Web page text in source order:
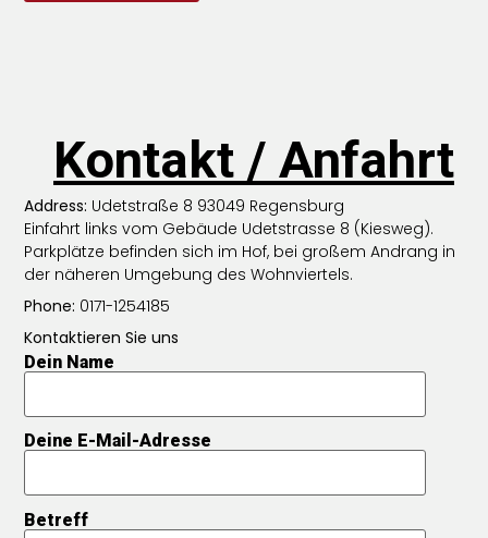
Kontakt / Anfahrt
Address: Udetstraße 8 93049 Regensburg
Einfahrt links vom Gebäude Udetstrasse 8 (Kiesweg).
Parkplätze befinden sich im Hof, bei großem Andrang in
der näheren Umgebung des Wohnviertels.
Phone: 0171-1254185
Kontaktieren Sie uns
Dein Name
Deine E-Mail-Adresse
Betreff